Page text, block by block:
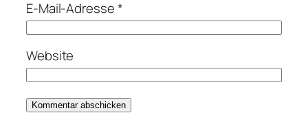
E-Mail-Adresse*
Website